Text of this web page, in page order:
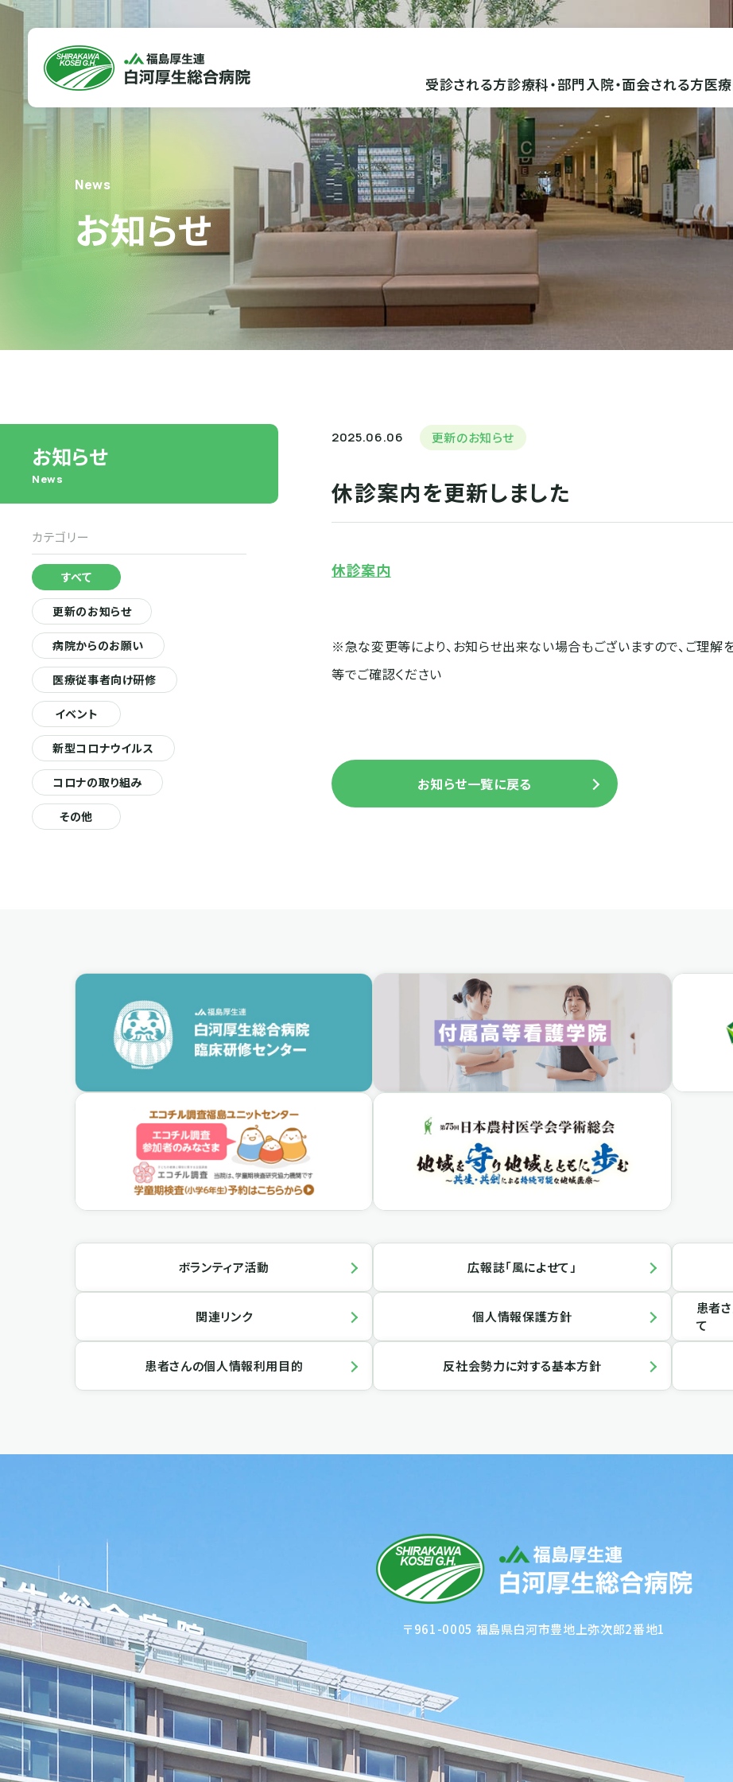
受診される方
For Visitors
受診される方
初めての方 再診の方 外来担当医表
救急外来
特殊・専門外来 新しい治療方法
セカンドオピニオン外来
健康診断
就業前・就学前健康診断につい
て
人間ドック
PET検査 PET検査の料金
PETよくある質問
診療科・部門
Departments
診療科・部門
診療科
総合診療科 第一内科 第二内科
呼吸器内科
呼吸器外科 小児科
整形外科 脳神経外科
耳鼻咽喉科 皮膚科
泌尿器科
麻酔科 救急治療科
病理診断科
看護部
看護部方針・理念
その他部門
地域医療連携室 医療福祉相談室
入院・面会される方
Hospital & Visits
入院・面会される方
入院手続き 入院に必要なもの 面会について
お見舞い・お祝いメール
産後ケアについて
医
For Medical Workers
医療関係者の方
地域医療連携室
当院について
院長あいさつ 病院理念 健康経営宣言
病院設備 フロア案内
各種掲示
患者の権利・義務 病院年報
病院指標
医療の質指標 患者満足度調査
無料巡回バス
News
お知らせ
2025.06.06 更新のお知らせ
休診案内を更新しました
休診案内
※急な変更等により、お知らせ出来ない場合もございますので、ご理
等でご確認ください
お知らせ一覧に戻る
お知らせ
News
カテゴリー
すべて
更新のお知らせ
病院からのお願い
医療従事者向け研修
イベント
新型コロナウイルス
コロナの取り組み
その他
ボランティア活動 広報誌「風によせて」
関連リンク 個人情報保護方針
患者
て
患者さんの個人情報利用目的 反社会勢力に対する基本方針
〒961-0005 福島県白河市豊地上弥次郎2番地1